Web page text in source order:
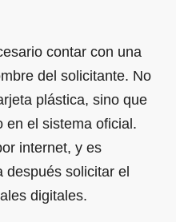
contar con una
del solicitante. No
plástica, sino que
en el sistema oficial.
internet, y es
después solicitar el
digitales.